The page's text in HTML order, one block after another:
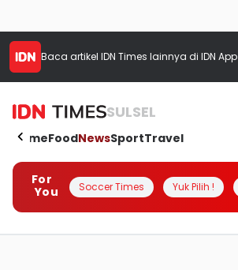
Baca artikel IDN Times lainnya di IDN App
SULSEL
HomeFoodNewsSportTravel
For
You
Soccer Times Yuk Pilih !